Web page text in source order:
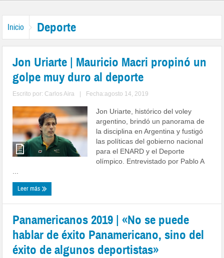
Inicio Deporte
Jon Uriarte | Mauricio Macri propinó un
golpe muy duro al deporte
Escrito por: Carlos Aira Fecha:agosto 14, 2019
Jon Uriarte, histórico del voley
argentino, brindó un panorama de
la disciplina en Argentina y fustigó
las políticas del gobierno nacional
para el ENARD y el Deporte
olímpico. Entrevistado por Pablo A
Leer más
Panamericanos 2019 | «No se puede
hablar de éxito Panamericano, sino del
éxito de algunos deportistas»